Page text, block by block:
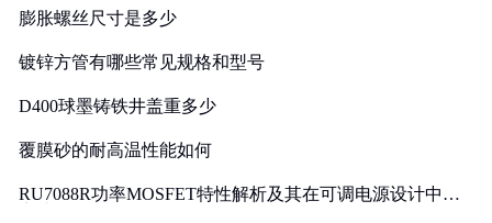
膨胀螺丝尺寸是多少
镀锌方管有哪些常见规格和型号
D400球墨铸铁井盖重多少
覆膜砂的耐高温性能如何
RU7088R功率MOSFET特性解析及其在可调电源设计中的